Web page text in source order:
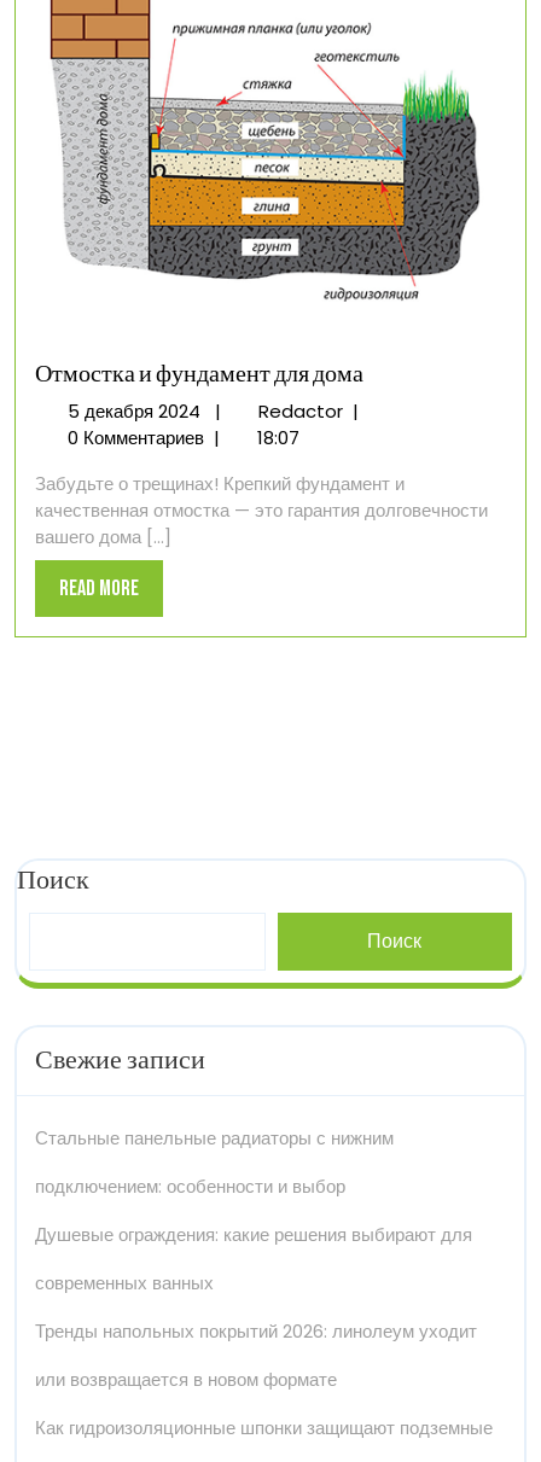
Отмостка и фундамент для дома
5 декабря 20245
декабря
| RedactorОтмостка
для
дома
|
0 Комментариев |
18:07
Забудьте о трещинах! Крепкий фундамент и
качественная отмостка — это гарантия долговечности
вашего дома [...]
Read MoreRead
More
Поиск
Поиск
Свежие записи
Стальные панельные радиаторы с нижним
подключением: особенности и выбор
Душевые ограждения: какие решения выбирают для
современных ванных
Тренды напольных покрытий 2026: линолеум уходит
или возвращается в новом формате
Как гидроизоляционные шпонки защищают подземные